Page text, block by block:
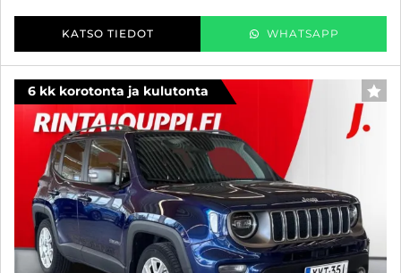
KATSO TIEDOT WHATSAPP
6 kk korotonta ja kulutonta